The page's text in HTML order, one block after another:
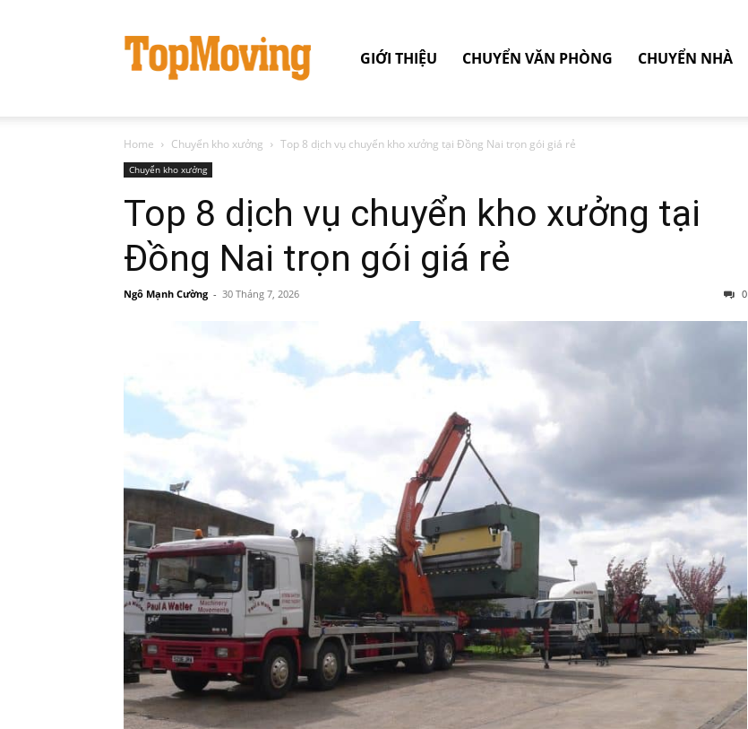
GIỚI THIỆU CHUYỂN VĂN PHÒNG CHUYỂN NHÀ
Home Chuyển kho xưởng Top 8 dịch vụ chuyển kho xưởng tại Đồng Nai trọn gói giá rẻ
Chuyển kho xưởng
Top 8 dịch vụ chuyển kho xưởng tại
Đồng Nai trọn gói giá rẻ
Ngô Mạnh Cường - 30 Tháng 7, 2026 0